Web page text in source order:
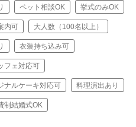
ペット相談OK 挙式のみOK
内可 大人数（100名以上）
衣装持ち込み可
フェ対応可
ナルケーキ対応可 料理演出あり
制結婚式OK